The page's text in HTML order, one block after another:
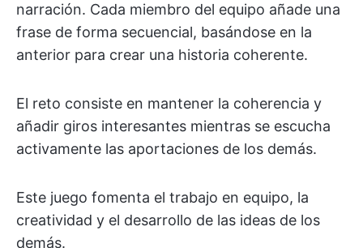
narración. Cada miembro del equipo añade una
frase de forma secuencial, basándose en la
anterior para crear una historia coherente.
El reto consiste en mantener la coherencia y
añadir giros interesantes mientras se escucha
activamente las aportaciones de los demás.
Este juego fomenta el trabajo en equipo, la
creatividad y el desarrollo de las ideas de los
demás.